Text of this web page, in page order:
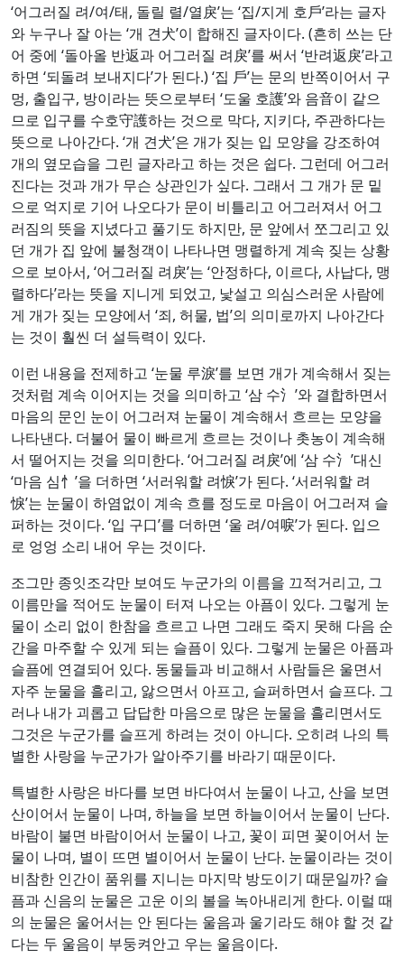
‘어그러질 려/여/태, 돌릴 렬/열戾’는 ‘집/지게 호戶’라는 글자
와 누구나 잘 아는 ‘개 견犬’이 합해진 글자이다. (흔히 쓰는 단
어 중에 ‘돌아올 반返과 어그러질 려戾’를 써서 ‘반려返戾’라고
하면 ‘되돌려 보내지다’가 된다.) ‘집 戶’는 문의 반쪽이어서 구
멍, 출입구, 방이라는 뜻으로부터 ‘도울 호護’와 음音이 같으
므로 입구를 수호守護하는 것으로 막다, 지키다, 주관하다는
뜻으로 나아간다. ‘개 견犬’은 개가 짖는 입 모양을 강조하여
개의 옆모습을 그린 글자라고 하는 것은 쉽다. 그런데 어그러
진다는 것과 개가 무슨 상관인가 싶다. 그래서 그 개가 문 밑
으로 억지로 기어 나오다가 문이 비틀리고 어그러져서 어그
러짐의 뜻을 지녔다고 풀기도 하지만, 문 앞에서 쪼그리고 있
던 개가 집 앞에 불청객이 나타나면 맹렬하게 계속 짖는 상황
으로 보아서, ‘어그러질 려戾’는 ‘안정하다, 이르다, 사납다, 맹
렬하다’라는 뜻을 지니게 되었고, 낯설고 의심스러운 사람에
게 개가 짖는 모양에서 ‘죄, 허물, 법’의 의미로까지 나아간다
는 것이 훨씬 더 설득력이 있다.
이런 내용을 전제하고 ‘눈물 루淚’를 보면 개가 계속해서 짖는
것처럼 계속 이어지는 것을 의미하고 ‘삼 수氵’와 결합하면서
마음의 문인 눈이 어그러져 눈물이 계속해서 흐르는 모양을
나타낸다. 더불어 물이 빠르게 흐르는 것이나 촛농이 계속해
서 떨어지는 것을 의미한다. ‘어그러질 려戾’에 ‘삼 수氵’대신
‘마음 심忄’을 더하면 ‘서러워할 려悷’가 된다. ‘서러워할 려
悷’는 눈물이 하염없이 계속 흐를 정도로 마음이 어그러져 슬
퍼하는 것이다. ‘입 구口’를 더하면 ‘울 려/여唳’가 된다. 입으
로 엉엉 소리 내어 우는 것이다.
조그만 종잇조각만 보여도 누군가의 이름을 끄적거리고, 그
이름만을 적어도 눈물이 터져 나오는 아픔이 있다. 그렇게 눈
물이 소리 없이 한참을 흐르고 나면 그래도 죽지 못해 다음 순
간을 마주할 수 있게 되는 슬픔이 있다. 그렇게 눈물은 아픔과
슬픔에 연결되어 있다. 동물들과 비교해서 사람들은 울면서
자주 눈물을 흘리고, 앓으면서 아프고, 슬퍼하면서 슬프다. 그
러나 내가 괴롭고 답답한 마음으로 많은 눈물을 흘리면서도
그것은 누군가를 슬프게 하려는 것이 아니다. 오히려 나의 특
별한 사랑을 누군가가 알아주기를 바라기 때문이다.
특별한 사랑은 바다를 보면 바다여서 눈물이 나고, 산을 보면
산이어서 눈물이 나며, 하늘을 보면 하늘이어서 눈물이 난다.
바람이 불면 바람이어서 눈물이 나고, 꽃이 피면 꽃이어서 눈
물이 나며, 별이 뜨면 별이어서 눈물이 난다. 눈물이라는 것이
비참한 인간이 품위를 지니는 마지막 방도이기 때문일까? 슬
픔과 신음의 눈물은 고운 이의 볼을 녹아내리게 한다. 이럴 때
의 눈물은 울어서는 안 된다는 울음과 울기라도 해야 할 것 같
다는 두 울음이 부둥켜안고 우는 울음이다.